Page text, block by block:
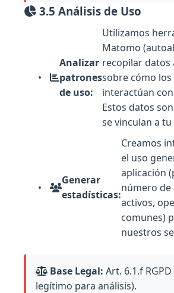
3.5 Análisis de Uso
Analizar
patrones
de uso:
Utilizamos
Matomo
recopilar datos
sobre cómo
interactúan
Estos datos
se vinculan a
Generar
estadísticas:
Creamos
el uso
aplicación
número de
activos,
comunes)
nuestros
Base Legal: Art. 6.1.f
legítimo para análisis).